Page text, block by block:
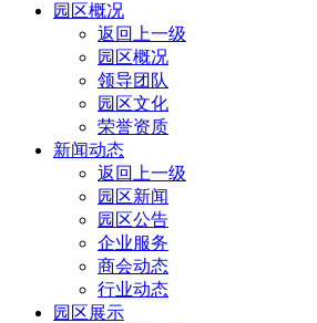
园区概况
返回上一级
园区概况
领导团队
园区文化
荣誉资质
新闻动态
返回上一级
园区新闻
园区公告
企业服务
商会动态
行业动态
园区展示